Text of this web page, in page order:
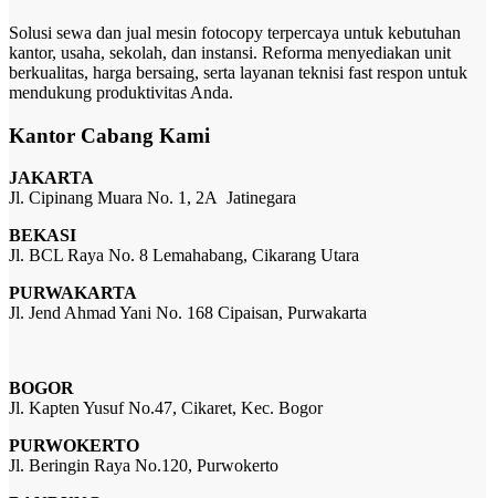
Solusi sewa dan jual mesin fotocopy terpercaya untuk kebutuhan
kantor, usaha, sekolah, dan instansi. Reforma menyediakan unit
berkualitas, harga bersaing, serta layanan teknisi fast respon untuk
mendukung produktivitas Anda.
Kantor Cabang Kami
JAKARTA
Jl. Cipinang Muara No. 1, 2A Jatinegara
BEKASI
Jl. BCL Raya No. 8 Lemahabang, Cikarang Utara
PURWAKARTA
Jl. Jend Ahmad Yani No. 168 Cipaisan, Purwakarta
BOGOR
Jl. Kapten Yusuf No.47, Cikaret, Kec. Bogor
PURWOKERTO
Jl. Beringin Raya No.120, Purwokerto